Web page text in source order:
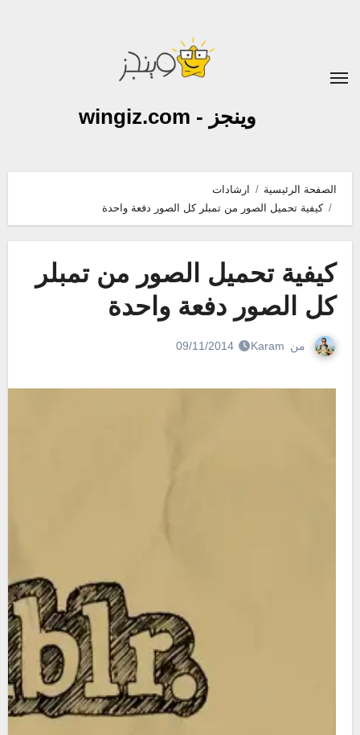
وينجز - wingiz.com
الصفحة الرئيسية
ارشادات
كيفية تحميل الصور من تمبلر كل الصور دفعة واحدة
كيفية تحميل الصور من تمبلر
كل الصور دفعة واحدة
من Karam
09/11/2014